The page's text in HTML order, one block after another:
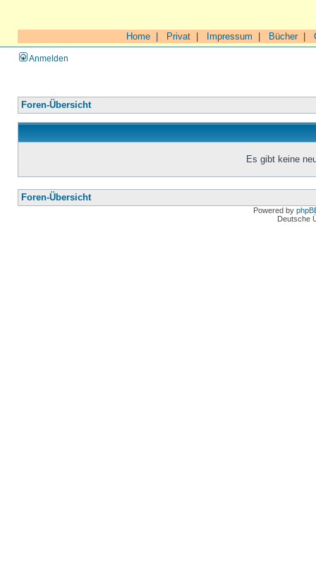
Home Privat Impressum Bücher|
Anmelden
Foren-Übersicht
Es gibt keine
Foren-Übersicht
Powered by
Deutsche